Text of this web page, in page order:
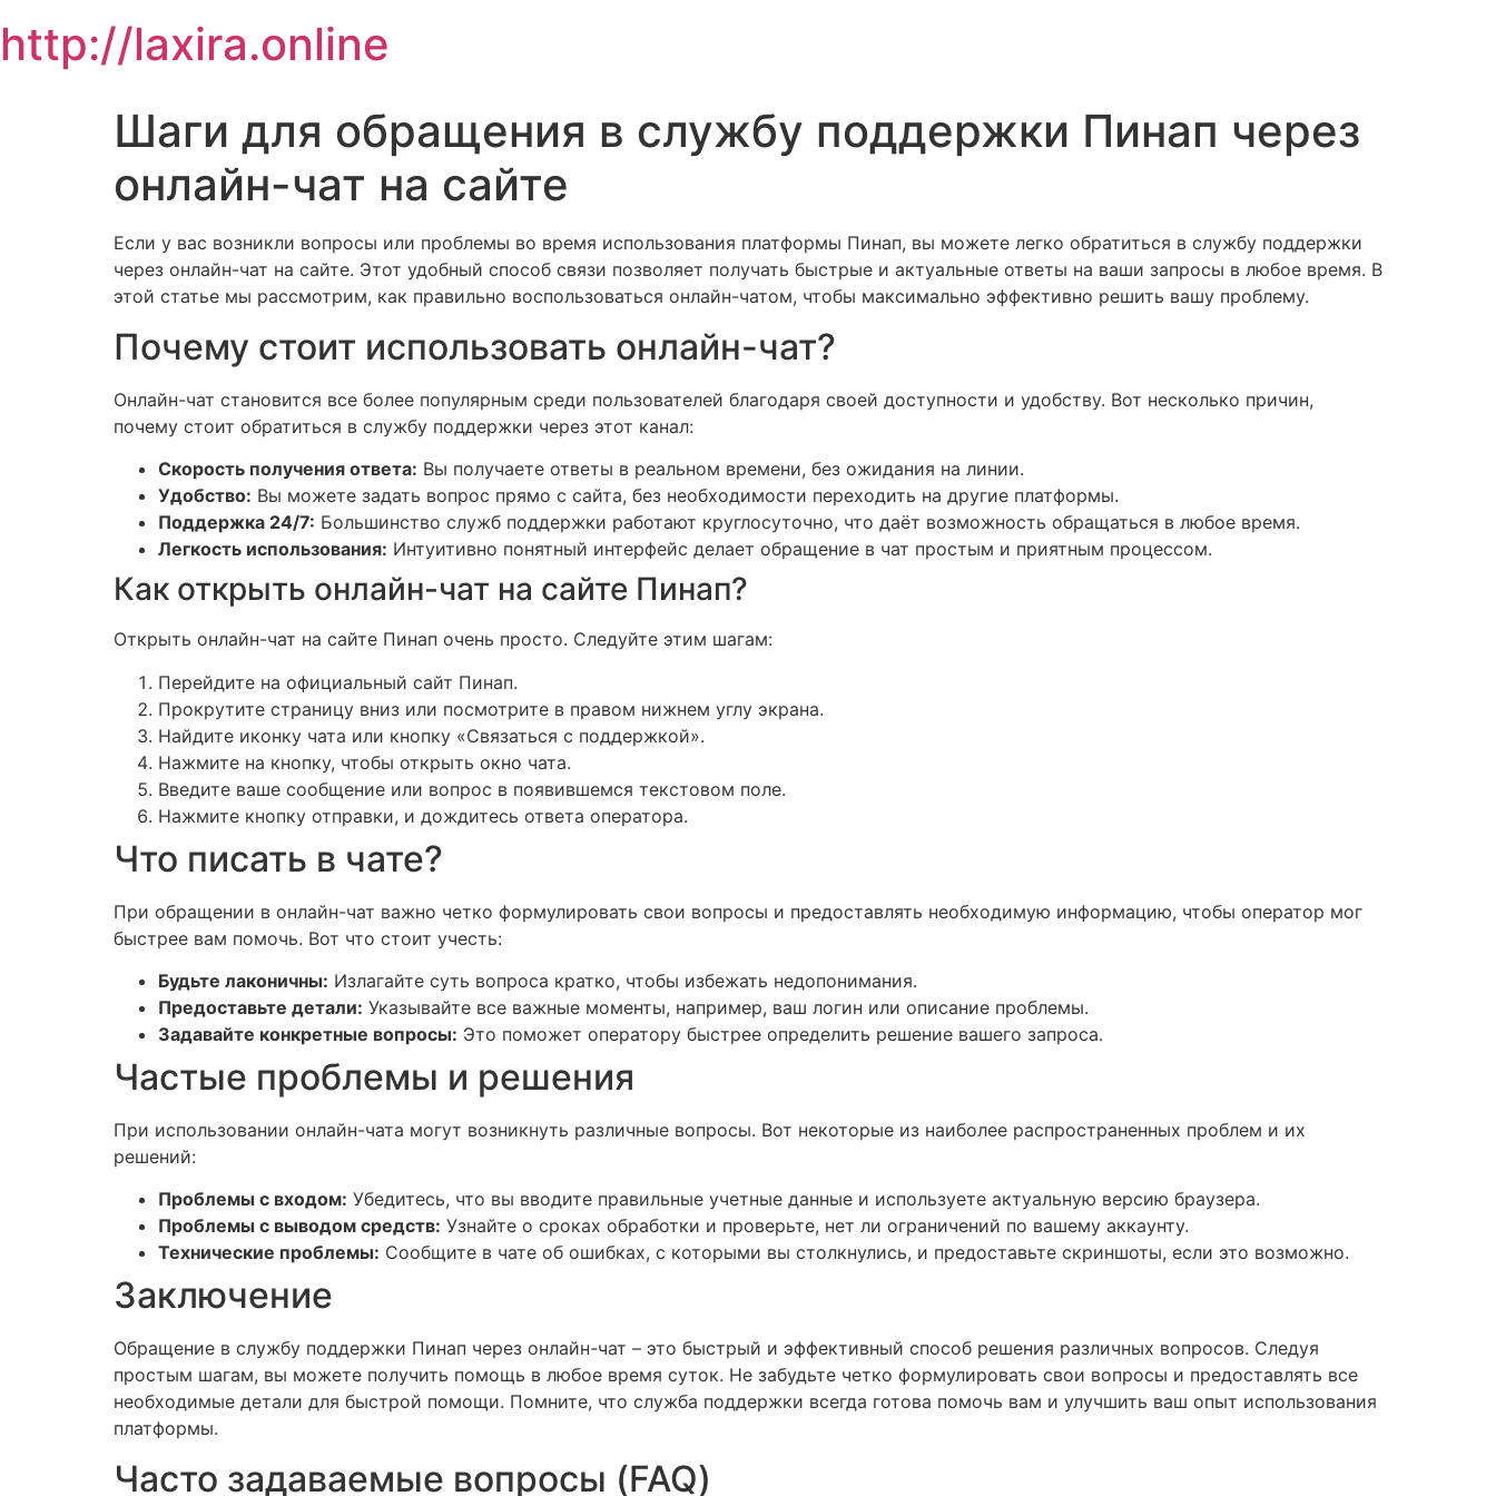
to
content
http://laxira.online
Шаги для обращения в службу поддержки Пинап через
онлайн-чат на сайте
Если у вас возникли вопросы или проблемы во время использования платформы Пинап, вы можете легко обратиться в службу поддержки
через онлайн-чат на сайте. Этот удобный способ связи позволяет получать быстрые и актуальные ответы на ваши запросы в любое время. В
этой статье мы рассмотрим, как правильно воспользоваться онлайн-чатом, чтобы максимально эффективно решить вашу проблему.
Почему стоит использовать онлайн-чат?
Онлайн-чат становится все более популярным среди пользователей благодаря своей доступности и удобству. Вот несколько причин,
почему стоит обратиться в службу поддержки через этот канал:
Скорость получения ответа: Вы получаете ответы в реальном времени, без ожидания на линии.
Удобство: Вы можете задать вопрос прямо с сайта, без необходимости переходить на другие платформы.
Поддержка 24/7: Большинство служб поддержки работают круглосуточно, что даёт возможность обращаться в любое время.
Легкость использования: Интуитивно понятный интерфейс делает обращение в чат простым и приятным процессом.
Как открыть онлайн-чат на сайте Пинап?
Открыть онлайн-чат на сайте Пинап очень просто. Следуйте этим шагам:
Перейдите на официальный сайт Пинап.
Прокрутите страницу вниз или посмотрите в правом нижнем углу экрана.
Найдите иконку чата или кнопку «Связаться с поддержкой».
Нажмите на кнопку, чтобы открыть окно чата.
Введите ваше сообщение или вопрос в появившемся текстовом поле.
Нажмите кнопку отправки, и дождитесь ответа оператора.
Что писать в чате?
При обращении в онлайн-чат важно четко формулировать свои вопросы и предоставлять необходимую информацию, чтобы оператор мог
быстрее вам помочь. Вот что стоит учесть:
Будьте лаконичны: Излагайте суть вопроса кратко, чтобы избежать недопонимания.
Предоставьте детали: Указывайте все важные моменты, например, ваш логин или описание проблемы.
Задавайте конкретные вопросы: Это поможет оператору быстрее определить решение вашего запроса.
Частые проблемы и решения
При использовании онлайн-чата могут возникнуть различные вопросы. Вот некоторые из наиболее распространенных проблем и их
решений:
Проблемы с входом: Убедитесь, что вы вводите правильные учетные данные и используете актуальную версию браузера.
Проблемы с выводом средств: Узнайте о сроках обработки и проверьте, нет ли ограничений по вашему аккаунту.
Технические проблемы: Сообщите в чате об ошибках, с которыми вы столкнулись, и предоставьте скриншоты, если это возможно.
Заключение
Обращение в службу поддержки Пинап через онлайн-чат – это быстрый и эффективный способ решения различных вопросов. Следуя
простым шагам, вы можете получить помощь в любое время суток. Не забудьте четко формулировать свои вопросы и предоставлять все
необходимые детали для быстрой помощи. Помните, что служба поддержки всегда готова помочь вам и улучшить ваш опыт использования
платформы.
Часто задаваемые вопросы (FAQ)